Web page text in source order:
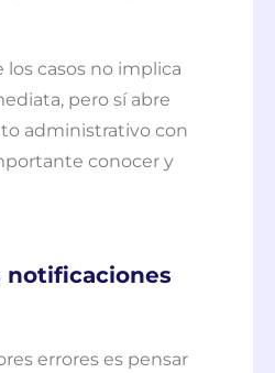
los casos no implica
pero sí abre
administrativo con
conocer y
notificaciones
errores es pensar